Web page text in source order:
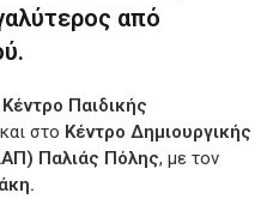
από
Κέντρο Παιδικής
και στο Κέντρο Δημιουργικής
Παλιάς Πόλης, με τον